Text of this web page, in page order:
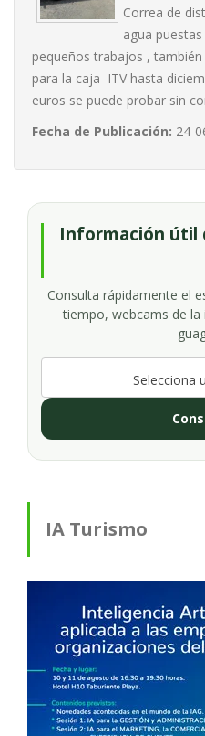
Correa de
agua
pequeños trabajos ,
para la caja ITV hasta
euros se puede probar sin
Fecha de Publicación: 24-
Información útil
Consulta rápidamente el
tiempo, webcams de la
Selecciona
IA Turismo